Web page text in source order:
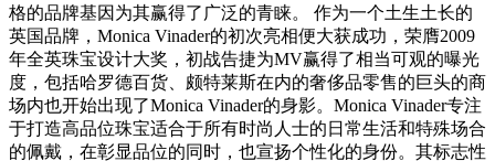
格的品牌基因为其赢得了广泛的青睐。 作为一个土生土长的
英国品牌，Monica Vinader的初次亮相便大获成功，荣膺2009
年全英珠宝设计大奖，初战告捷为MV赢得了相当可观的曝光
度，包括哈罗德百货、颇特莱斯在内的奢侈品零售的巨头的商
场内也开始出现了Monica Vinader的身影。Monica Vinader专注
于打造高品位珠宝适合于所有时尚人士的日常生活和特殊场合
的佩戴，在彰显品位的同时，也宣扬个性化的身份。其标志性